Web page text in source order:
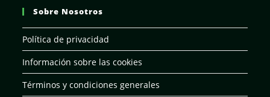
Sobre Nosotros
Política de privacidad
Información sobre las cookies
Términos y condiciones generales